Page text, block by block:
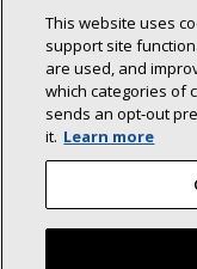
À propos
Investisseurs
This website uses
support site
are used, and
which categories of
sends an opt‑out
it. Learn more